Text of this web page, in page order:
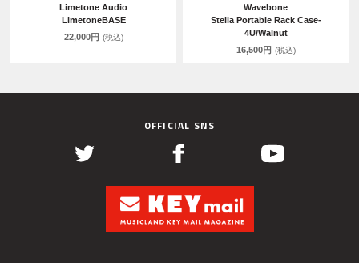
Limetone Audio
LimetoneBASE
22,000円 (税込)
Wavebone
Stella Portable Rack Case-
4U/Walnut
16,500円 (税込)
OFFICIAL SNS